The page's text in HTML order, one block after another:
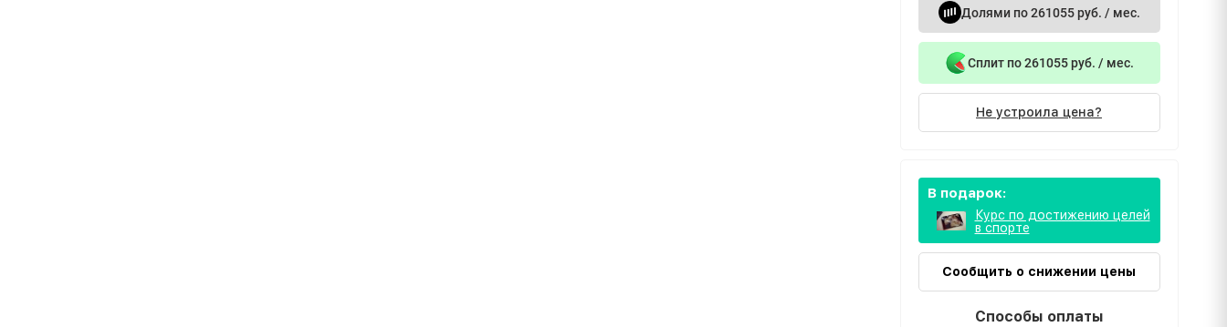
Долями по 261055 руб. / мес.
Сплит по 261055 руб. / мес.
Не устроила цена?
В подарок:
Курс по достижению целей
в спорте
Сообщить о снижении цены
Способы оплаты